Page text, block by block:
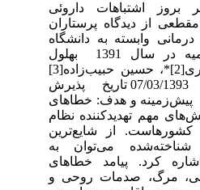
اشتباهات داروئی
از دیدگاه پرستاران
وابسته به دانشگاه
علوم پزشکی ارومیه در سال 1391 بهلول
رحیمی[1]، لیدا جباری[2]*، حسین حبیب‌زاده[3]
تاریخ دریافت 07/03/1393 تاریخ پذیرش
پیش‌زمینه و هدف: خطاهای
مهم تهدیدکننده نظام
از شایع‌ترین
می‌توان به
کرد. پیامد خطاهای
مرگ، صدمات روحی و